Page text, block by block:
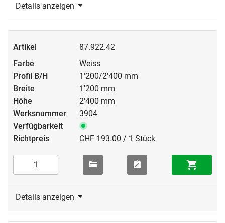
Details anzeigen
87.922.42
Weiss
1'200/2'400 mm
1'200 mm
2'400 mm
3904
CHF 193.00 / 1 Stück
Details anzeigen